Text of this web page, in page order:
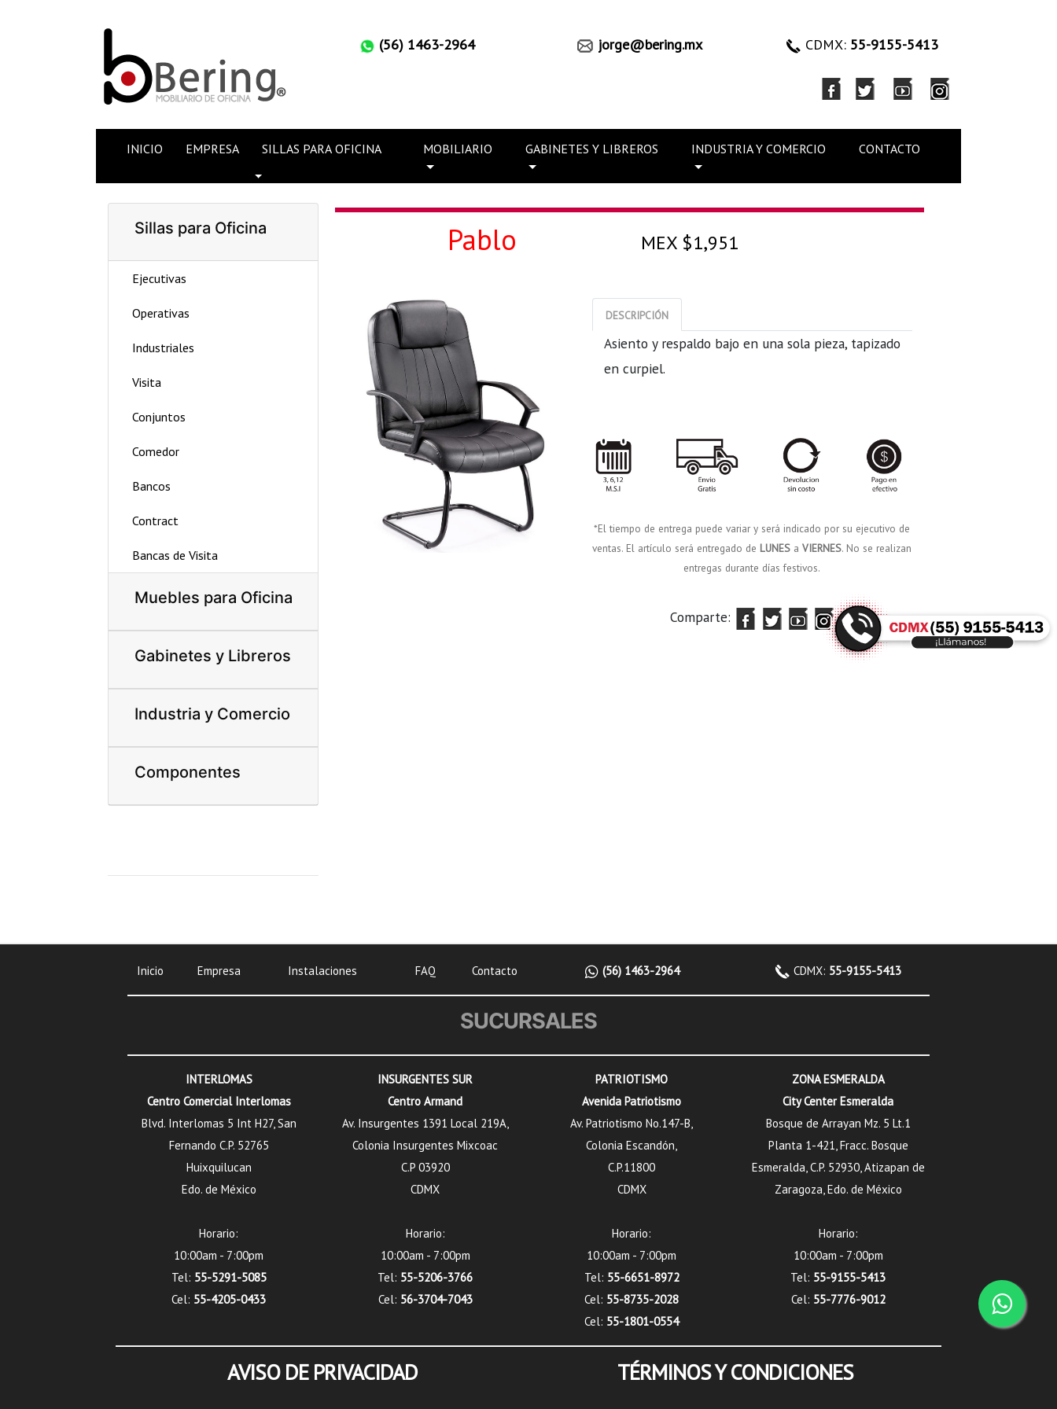
(56) 1463-2964 jorge@bering.mx CDMX: 55-9155-5413
INICIO EMPRESA SILLAS PARA OFICINA
Toggle Dropdown
MOBILIARIO GABINETES Y LIBREROS INDUSTRIA Y COMERCIO CONTACTO
Sillas para Oficina
Ejecutivas
Operativas
Industriales
Visita
Conjuntos
Comedor
Bancos
Contract
Bancas de Visita
Muebles para Oficina
Gabinetes y Libreros
Industria y Comercio
Componentes
Pablo MEX $1,951
DESCRIPCIÓN
Asiento y respaldo bajo en una sola pieza, tapizado
en curpiel.
*El tiempo de entrega puede variar y será indicado por su ejecutivo de
ventas. El artículo será entregado de LUNES aVIERNES. No se realizan
entregas durante días festivos.
Comparte:
Inicio Empresa Instalaciones FAQ Contacto (56) 1463-2964 CDMX: 55-9155-5413
SUCURSALES
INTERLOMAS
Centro Comercial Interlomas
Blvd. Interlomas 5 Int H27, San
Fernando C.P. 52765
Huixquilucan
Edo. de México
Horario:
10:00am - 7:00pm
Tel: 55-5291-5085
Cel: 55-4205-0433
INSURGENTES SUR
Centro Armand
Av. Insurgentes 1391 Local 219A,
Colonia Insurgentes Mixcoac
C.P 03920
CDMX
Horario:
10:00am - 7:00pm
Tel: 55-5206-3766
Cel: 56-3704-7043
PATRIOTISMO
Avenida Patriotismo
Av. Patriotismo No.147-B,
Colonia Escandón,
C.P.11800
CDMX
Horario:
10:00am - 7:00pm
Tel: 55-6651-8972
Cel: 55-8735-2028
Cel: 55-1801-0554
ZONA ESMERALDA
City Center Esmeralda
Bosque de Arrayan Mz. 5 Lt.1
Planta 1-421, Fracc. Bosque
Esmeralda, C.P. 52930, Atizapan de
Zaragoza, Edo. de México
Horario:
10:00am - 7:00pm
Tel: 55-9155-5413
Cel: 55-7776-9012
AVISO DE PRIVACIDAD TÉRMINOS Y CONDICIONES